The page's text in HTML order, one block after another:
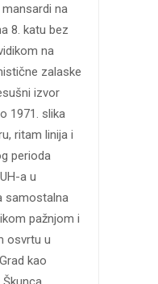
na
8. katu bez
na
zalaske
izvor
1971. slika
ritam linija i
perioda
a u
samostalna
pažnjom i
osvrtu u
kao